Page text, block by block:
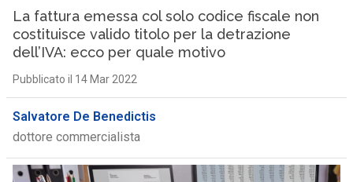
La fattura emessa col solo codice fiscale non
costituisce valido titolo per la detrazione
dell’IVA: ecco per quale motivo
Pubblicato il 14 Mar 2022
Salvatore De Benedictis
dottore commercialista